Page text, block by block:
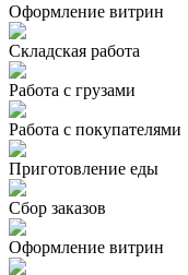
Оформление витрин
Складская работа
Работа с грузами
Работа с покупателями
Приготовление еды
Сбор заказов
Оформление витрин